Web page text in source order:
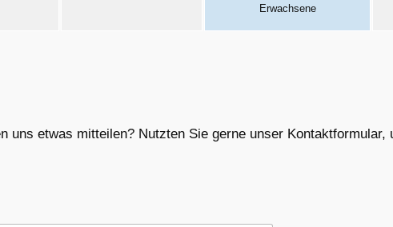
Erwachsene
uns etwas mitteilen? Nutzten Sie gerne unser